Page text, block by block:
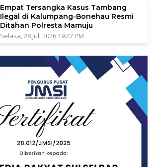
Empat Tersangka Kasus Tambang
Ilegal di Kalumpang-Bonehau Resmi
Ditahan Polresta Mamuju
Selasa, 28 Juli 2026 19:22 PM